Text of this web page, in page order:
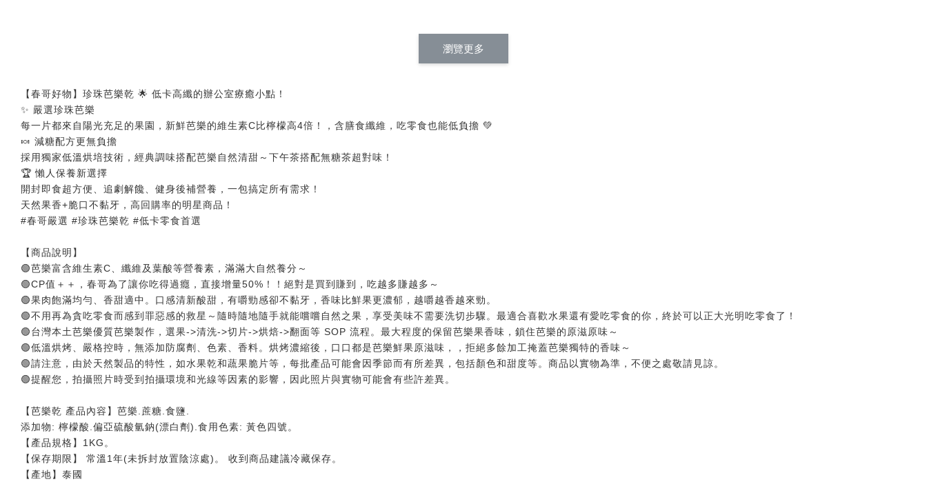
瀏覽更多
【春哥好物】珍珠芭樂乾 🌟 低卡高纖的辦公室療癒小點！
✨ 嚴選珍珠芭樂
每一片都來自陽光充足的果園，新鮮芭樂的維生素C比檸檬高4倍！，含膳食纖維，吃零食也能低負擔 💚
🍬 減糖配方更無負擔
採用獨家低溫烘培技術，經典調味搭配芭樂自然清甜～下午茶搭配無糖茶超對味！
🏆 懶人保養新選擇
開封即食超方便、追劇解饞、健身後補營養，一包搞定所有需求！
天然果香+脆口不黏牙，高回購率的明星商品！
#春哥嚴選 #珍珠芭樂乾 #低卡零食首選
【商品說明】
🟢芭樂富含維生素C、纖維及葉酸等營養素，滿滿大自然養分～
🟢CP值＋＋，春哥為了讓你吃得過癮，直接增量50%！！絕對是買到賺到，吃越多賺越多～
🟢果肉飽滿均勻、香甜適中。口感清新酸甜，有嚼勁感卻不黏牙，香味比鮮果更濃郁，越嚼越香越來勁。
🟢不用再為貪吃零食而感到罪惡感的救星～隨時隨地隨手就能嚐嚐自然之果，享受美味不需要洗切步驟。最適合喜歡水果還有愛吃零食的你，終於可以正大光明吃零食了！
🟢台灣本土芭樂優質芭樂製作，選果->清洗->切片->烘焙->翻面等 SOP 流程。最大程度的保留芭樂果香味，鎖住芭樂的原滋原味～
🟢低溫烘烤、嚴格控時，無添加防腐劑、色素、香料。烘烤濃縮後，口口都是芭樂鮮果原滋味，，拒絕多餘加工掩蓋芭樂獨特的香味～
🟢請注意，由於天然製品的特性，如水果乾和蔬果脆片等，每批產品可能會因季節而有所差異，包括顏色和甜度等。商品以實物為準，不便之處敬請見諒。
🟢提醒您，拍攝照片時受到拍攝環境和光線等因素的影響，因此照片與實物可能會有些許差異。
【芭樂乾 產品內容】芭樂.蔗糖.食鹽.
添加物: 檸檬酸.偏亞硫酸氫鈉(漂白劑).食用色素: 黃色四號。
【產品規格】1KG。
【保存期限】 常溫1年(未拆封放置陰涼處)。 收到商品建議冷藏保存。
【產地】泰國